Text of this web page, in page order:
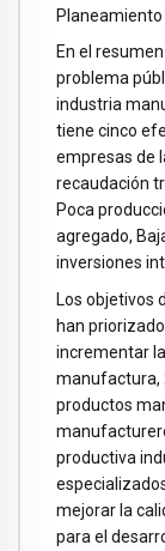
Planeamiento
En el
problema
industria
tiene cinco
empresas de
recaudación
Poca
agregado,
inversiones
Los objetivos
han
incrementar
manufactura,
productos
productiva
mejorar la
para el